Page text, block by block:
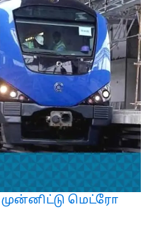
மெட்ரோ